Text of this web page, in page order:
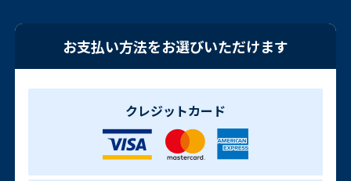
お支払い方法をお選びいただけます
クレジットカード